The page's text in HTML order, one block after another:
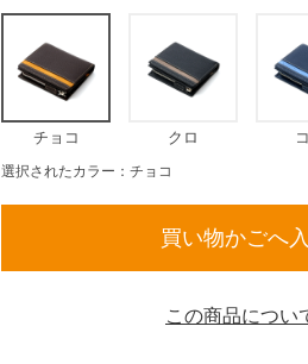
チョコ クロ
選択されたカラー：チョコ
買い物かごへ
この商品につい